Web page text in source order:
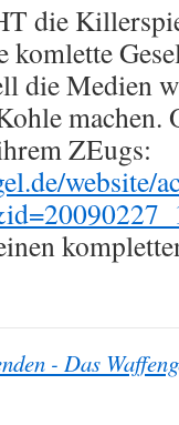
die
komlette
die Medien
machen.
ZEugs:
website/
- Das